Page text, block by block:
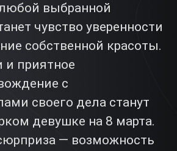
выбранной
чувство уверенности
собственной красоты.
и приятное
с
своего дела станут
девушке на 8 марта.
— возможность